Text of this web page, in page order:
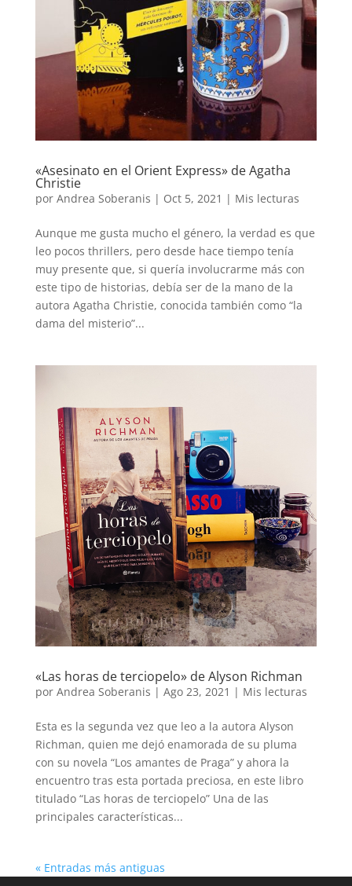
«Asesinato en el Orient Express» de Agatha
Christie
por Andrea Soberanis | Oct 5, 2021 | Mis lecturas
Aunque me gusta mucho el género, la verdad es que
leo pocos thrillers, pero desde hace tiempo tenía
muy presente que, si quería involucrarme más con
este tipo de historias, debía ser de la mano de la
autora Agatha Christie, conocida también como “la
dama del misterio”...
«Las horas de terciopelo» de Alyson Richman
por Andrea Soberanis | Ago 23, 2021 | Mis lecturas
Esta es la segunda vez que leo a la autora Alyson
Richman, quien me dejó enamorada de su pluma
con su novela “Los amantes de Praga” y ahora la
encuentro tras esta portada preciosa, en este libro
titulado “Las horas de terciopelo” Una de las
principales características...
« Entradas más antiguas